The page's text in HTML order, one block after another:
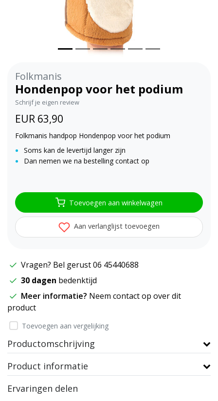
Folkmanis
Hondenpop voor het podium
Schrijf je eigen review
EUR 63,90
Folkmanis handpop Hondenpop voor het podium
Soms kan de levertijd langer zijn
Dan nemen we na bestelling contact op
Toevoegen aan winkelwagen
Aan verlanglijst toevoegen
Vragen? Bel gerust 06 45440688
30 dagen bedenktijd
Meer informatie? Neem contact op over dit
product
Toevoegen aan vergelijking
Productomschrijving
Product informatie
Ervaringen delen